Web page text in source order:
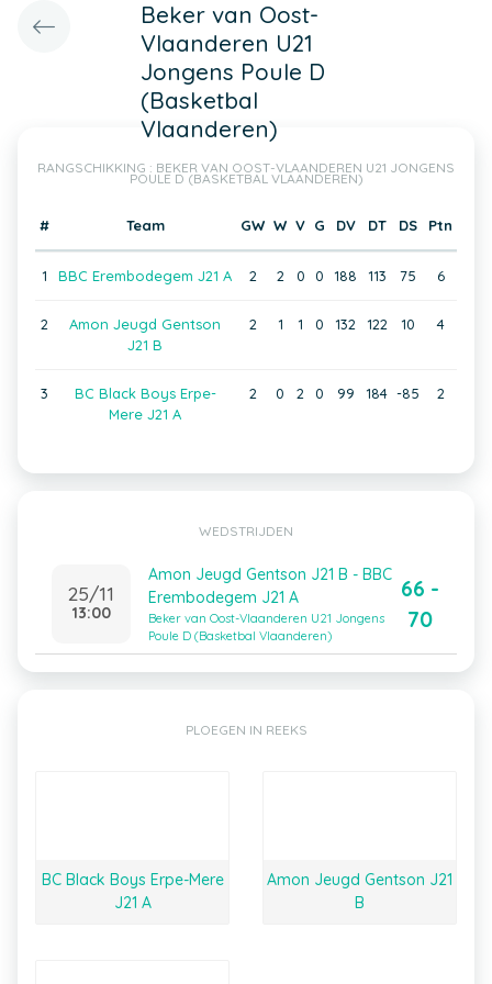
Beker van Oost-
Vlaanderen U21
Jongens Poule D
(Basketbal
Vlaanderen)
RANGSCHIKKING : BEKER VAN OOST-VLAANDEREN U21 JONGENS
POULE D (BASKETBAL VLAANDEREN)
# Team GW W V G DV DT DS Ptn
1 BBC Erembodegem J21 A 2 2 0 0 188 113 75 6
2
Amon Jeugd Gentson
J21 B
2 1 1 0 132 122 10 4
3
BC Black Boys Erpe-
Mere J21 A
2 0 2 0 99 184 -85 2
WEDSTRIJDEN
25/11
13:00
Amon Jeugd Gentson J21 B - BBC
Erembodegem J21 A
Beker van Oost-Vlaanderen U21 Jongens
Poule D (Basketbal Vlaanderen)
66 -
70
PLOEGEN IN REEKS
BC Black Boys Erpe-Mere
J21 A
Amon Jeugd Gentson J21
B